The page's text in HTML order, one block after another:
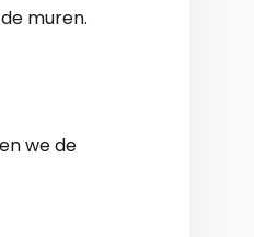
muren.
we de